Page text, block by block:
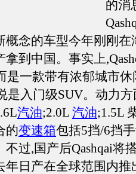
的消
概念的车型今年刚刚在
到中国。事实上
是一款带有浓郁城市
是入门级SUV。动力方
汽油;2.0L 汽油;1.5L
的变速箱包括5挡/6挡
过,国产后Qashqai将
年日产在全球范围内推